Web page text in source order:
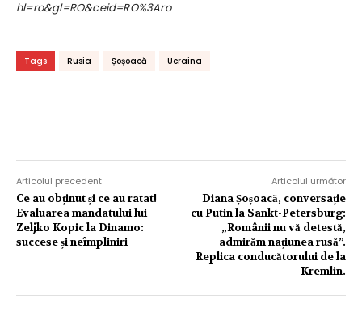
hl=ro&gl=RO&ceid=RO%3Aro
Tags Rusia Șoșoacă Ucraina
Articolul precedent
Ce au obținut și ce au ratat!
Evaluarea mandatului lui
Zeljko Kopic la Dinamo:
succese și neîmpliniri
Articolul următor
Diana Șoșoacă, conversație
cu Putin la Sankt-Petersburg:
„Românii nu vă detestă,
admirăm națiunea rusă”.
Replica conducătorului de la
Kremlin.